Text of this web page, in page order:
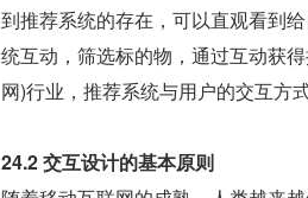
到推荐系统的存在，可以直观看到
统互动，筛选标的物，通过互动获
网)行业，推荐系统与用户的交互方
24.2 交互设计的基本原则